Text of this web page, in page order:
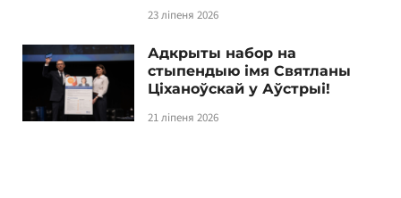
23 ліпеня 2026
Адкрыты набор на
стыпендыю імя Святланы
Ціханоўскай у Аўстрыі!
21 ліпеня 2026